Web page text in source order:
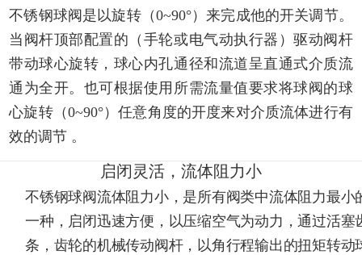
不锈钢球阀是以旋转（0~90°）来完成他的开关调节。
当阀杆顶部配置的（手轮或电气动执行器）驱动阀杆
带动球心旋转，球心内孔通径和流道呈直通式介质流
通为全开。也可根据使用所需流量值要求将球阀的球
心旋转（0~90°）任意角度的开度来对介质流体进行有
效的调节 。
启闭灵活，流体阻力小
不锈钢球阀流体阻力小，是所有阀类中流体阻力最小
一种，启闭迅速方便，以压缩空气为动力，通过活塞
条，齿轮的机械传动阀杆，以角行程输出的扭矩转动